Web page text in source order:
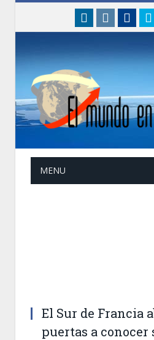
linkedininstagram
MENU
El Sur de Francia
puertas a conocer